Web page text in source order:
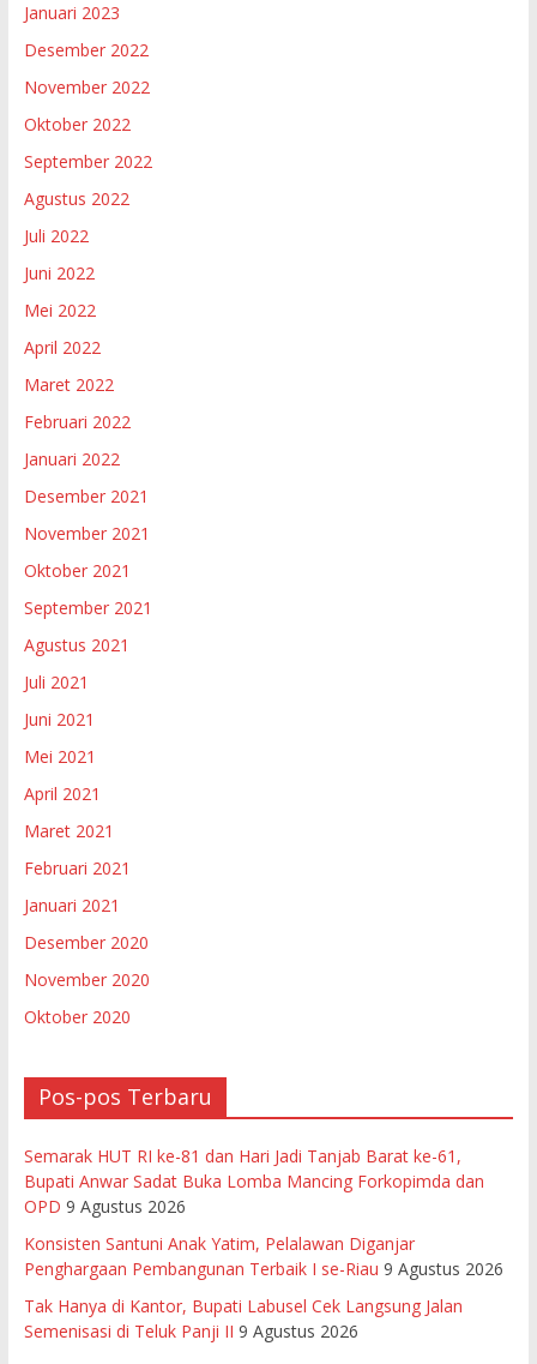
Januari 2023
Desember 2022
November 2022
Oktober 2022
September 2022
Agustus 2022
Juli 2022
Juni 2022
Mei 2022
April 2022
Maret 2022
Februari 2022
Januari 2022
Desember 2021
November 2021
Oktober 2021
September 2021
Agustus 2021
Juli 2021
Juni 2021
Mei 2021
April 2021
Maret 2021
Februari 2021
Januari 2021
Desember 2020
November 2020
Oktober 2020
Pos-pos Terbaru
Semarak HUT RI ke-81 dan Hari Jadi Tanjab Barat ke-61,
Bupati Anwar Sadat Buka Lomba Mancing Forkopimda dan
OPD 9 Agustus 2026
Konsisten Santuni Anak Yatim, Pelalawan Diganjar
Penghargaan Pembangunan Terbaik I se-Riau 9 Agustus 2026
Tak Hanya di Kantor, Bupati Labusel Cek Langsung Jalan
Semenisasi di Teluk Panji II 9 Agustus 2026